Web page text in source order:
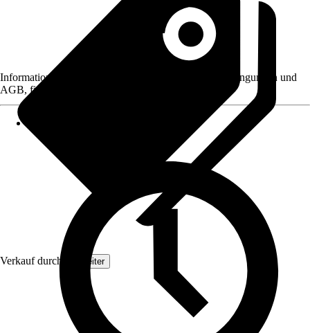
Verkauf durch: Topleiter
Informationen des Verkäufers, wie z. B. Rückgabebedingungen und
AGB, finden Sie bei Klick auf den Verkäufernamen.